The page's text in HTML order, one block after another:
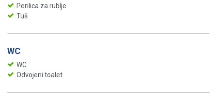
Perilica za rublje
Tuš
WC
WC
Odvojeni toalet